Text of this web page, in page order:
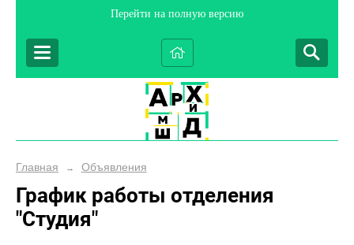
Перейти на полную версию
Главная → Объявления
График работы отделения
"Студия"